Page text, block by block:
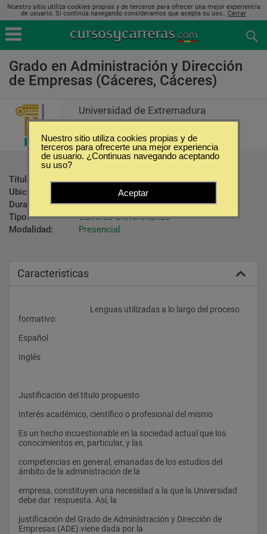
Nuestro sitio utiliza cookies propias y de terceros para ofrecer una mejor experiencia
de usuario. Si continúa navegando consideramos que acepta su uso.. Cerrar
Grado en Administración y Dirección
de Empresas (Cáceres, Cáceres)
Universidad de Extremadura
Título ofrecido:
Título de Grado
Ubicación:
Cáceres - Cáceres
Duración:
4 Años
Tipo:
Carreras Universitarias
Modalidad:
Presencial
Caracteristicas
formativo:
Español
Inglés
Justificación del título propuesto
Interés académico, científico o profesional del mismo
Es un hecho incuestionable en la sociedad actual que los
conocimientos en, particular, y las
competencias en general, emanadas de los estudios del
ámbito de la administración de la
empresa, constituyen una necesidad a la que la Universidad
debe dar  respuesta. Así, la
justificación del Grado de Administración y Dirección de
Empresas (ADE) viene dada por la
Nuestro sitio utiliza cookies propias y de
terceros para ofrecerte una mejor experiencia
de usuario. ¿Continuas navegando aceptando
su uso?
Aceptar